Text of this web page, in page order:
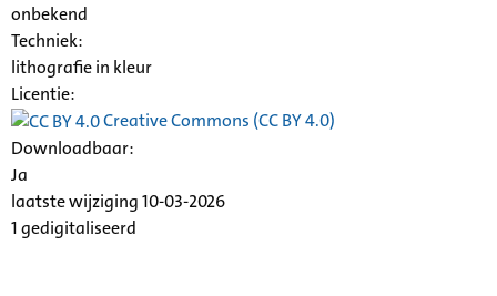
onbekend
Techniek:
lithografie in kleur
Licentie:
Creative Commons (CC BY 4.0)
Downloadbaar:
Ja
laatste wijziging 10-03-2026
1 gedigitaliseerd